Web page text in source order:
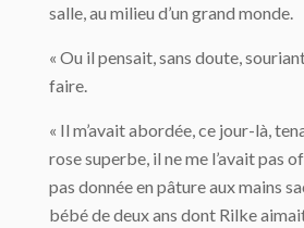
salle, au milieu d’un grand monde.
« Ou il pensait, sans doute,
faire.
« Il m’avait abordée, ce jour-là,
rose superbe, il ne me l’avait pas
pas donnée en pâture aux mains
bébé de deux ans dont Rilke